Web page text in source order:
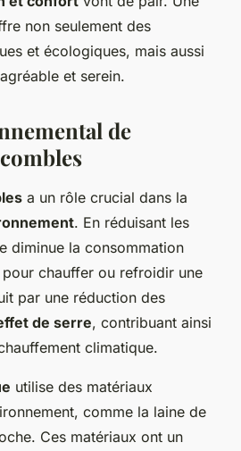
non seulement des
et écologiques, mais aussi
et serein.
de
a un rôle crucial dans la
. En réduisant les
diminue la consommation
chauffer ou refroidir une
par une réduction des
de serre, contribuant ainsi
climatique.
utilise des matériaux
comme la laine de
Ces matériaux ont un